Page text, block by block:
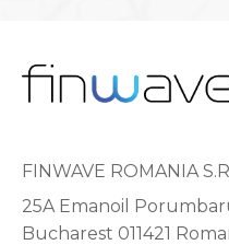
FINWAVE ROMANIA
25A Emanoil
Bucharest 011421